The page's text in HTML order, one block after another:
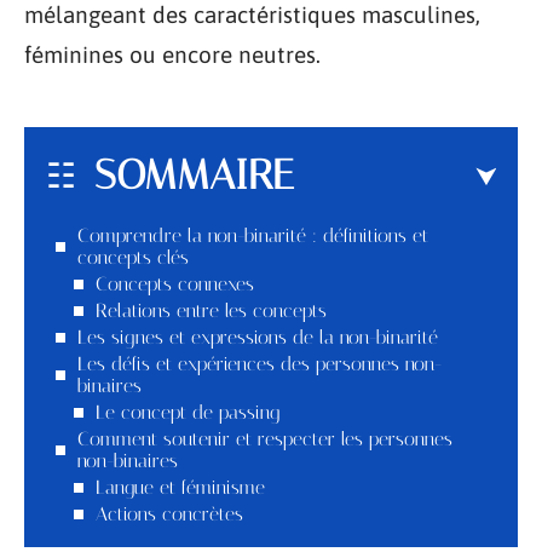
mélangeant des caractéristiques masculines,
féminines ou encore neutres.
SOMMAIRE
Comprendre la non-binarité : définitions et
concepts clés
Concepts connexes
Relations entre les concepts
Les signes et expressions de la non-binarité
Les défis et expériences des personnes non-
binaires
Le concept de passing
Comment soutenir et respecter les personnes
non-binaires
Langue et féminisme
Actions concrètes